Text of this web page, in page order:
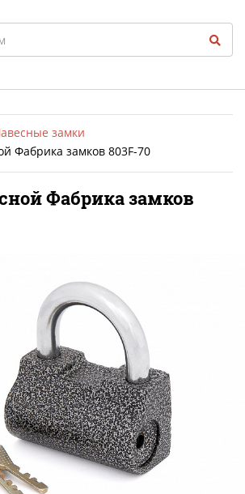
замки
Фабрика замков 803F-70
Фабрика замков